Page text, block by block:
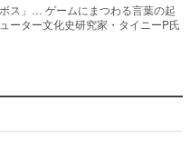
ス」… ゲームにまつわる言葉の起
ーター文化史研究家・タイニーP氏